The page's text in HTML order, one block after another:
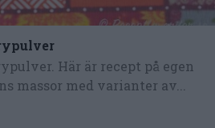
Här är recept på egen
massor med varianter av...